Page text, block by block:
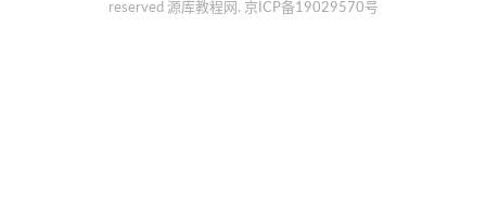
reserved 源库教程网. 京ICP备19029570号